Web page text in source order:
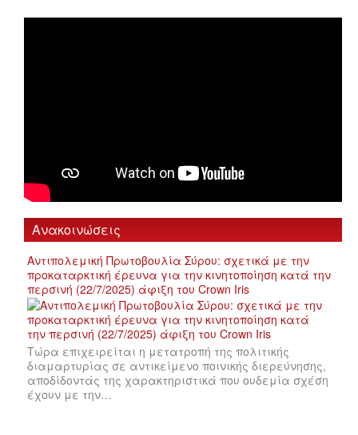
Ανακοινώσεις
Αντιπολεμική Πρωτοβουλία Σύρου: σχετικά με την
προκαταρκτική έρευνα για την κινητοποίηση κατά την
περσινή (22/7/2025) άφιξη του Crown Iris
Τώρα επιχειρείται η μετατροπή της πολιτικής
διαμαρτυρίας σε αντικείμενο ποινικής διερεύνησης,
αποδίδοντάς της χαρακτηριστικά που ουδεμία σχέση
έχουν με την…